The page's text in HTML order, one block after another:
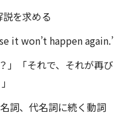
を求める
it won’t happen again.’
」「それで、それが再び
詞、代名詞に続く動詞